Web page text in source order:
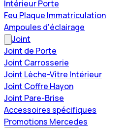
Intérieur Porte
Feu Plaque Immatriculation
Ampoules d'éclairage
Joint
Joint de Porte
Joint Carrosserie
Joint Lèche-Vitre Intérieur
Joint Coffre Hayon
Joint Pare-Brise
Accessoires spécifiques
Promotions Mercedes